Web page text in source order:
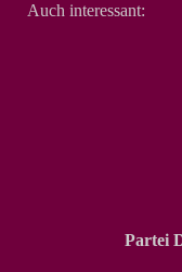
Auch interessant:
Partei